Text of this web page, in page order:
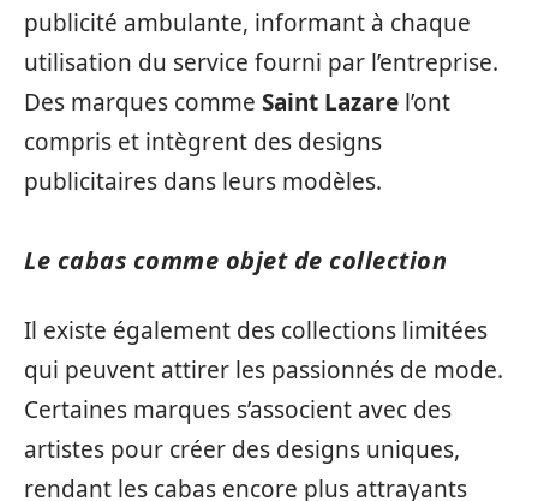
publicité ambulante, informant à chaque
utilisation du service fourni par l’entreprise.
Des marques comme Saint Lazare l’ont
compris et intègrent des designs
publicitaires dans leurs modèles.
Le cabas comme objet de collection
Il existe également des collections limitées
qui peuvent attirer les passionnés de mode.
Certaines marques s’associent avec des
artistes pour créer des designs uniques,
rendant les cabas encore plus attrayants